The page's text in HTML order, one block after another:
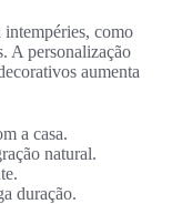
como
A personalização
aumenta
a casa.
natural.
duração.